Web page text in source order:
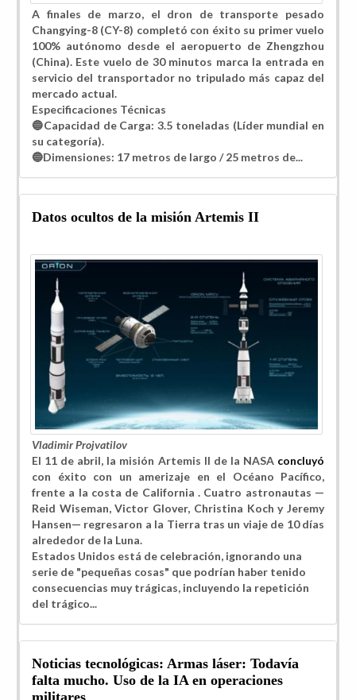
A finales de marzo, el dron de transporte pesado
Changying-8 (CY-8) completó con éxito su primer vuelo
100% autónomo desde el aeropuerto de Zhengzhou
(China). Este vuelo de 30 minutos marca la entrada en
servicio del transportador no tripulado más capaz del
mercado actual.
​Especificaciones Técnicas
🔵​Capacidad de Carga: 3.5 toneladas (Líder mundial en
su categoría).
🔵​Dimensiones: 17 metros de largo / 25 metros de...
Datos ocultos de la misión Artemis II
Vladimir Projvatilov
El 11 de abril, la misión Artemis II de la NASA concluyó
con éxito con un amerizaje en el Océano Pacífico,
frente a la costa de California . Cuatro astronautas —
Reid Wiseman, Victor Glover, Christina Koch y Jeremy
Hansen— regresaron a la Tierra tras un viaje de 10 días
alrededor de la Luna.
Estados Unidos está de celebración, ignorando una
serie de "pequeñas cosas" que podrían haber tenido
consecuencias muy trágicas, incluyendo la repetición
del trágico...
Noticias tecnológicas: Armas láser: Todavía
falta mucho. Uso de la IA en operaciones